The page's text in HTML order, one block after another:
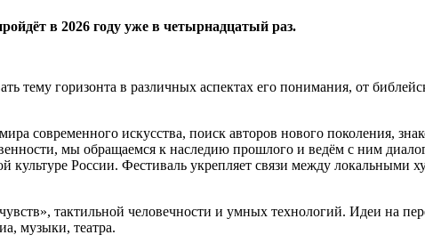
в 2026 году уже в четырнадцатый раз.
тему горизонта в различных аспектах его понимания, от
современного искусства, поиск авторов нового поколения,
мы обращаемся к наследию прошлого и ведём с ним
культуре России. Фестиваль укрепляет связи между
тактильной человечности и умных технологий. Идеи на
музыки, театра.